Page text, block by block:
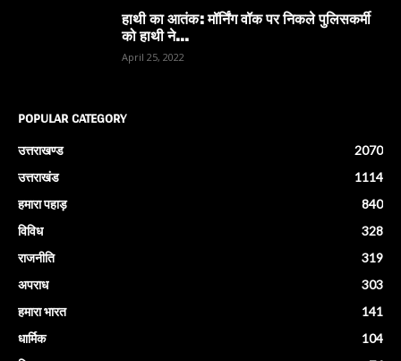
हाथी का आतंक: मॉर्निंग वॉक पर निकले पुलिसकर्मी
को हाथी ने...
April 25, 2022
POPULAR CATEGORY
उत्तराखण्ड
2070
उत्तराखंड
1114
हमारा पहाड़
840
विविध
328
राजनीति
319
अपराध
303
हमारा भारत
141
धार्मिक
104